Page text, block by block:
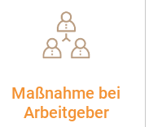
Maßnahme bei
Arbeitgeber